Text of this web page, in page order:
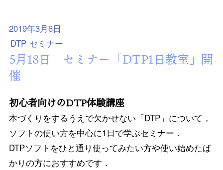
2019年3月6日
DTP セミナー
5月18日 セミナー「DTP1日教室」開
催
初心者向けのDTP体験講座
本づくりをするうえで欠かせない「DTP」について，
ソフトの使い方を中心に1日で学ぶセミナー．
DTPソフトをひと通り使ってみたい方や使い始めたば
かりの方におすすめです．